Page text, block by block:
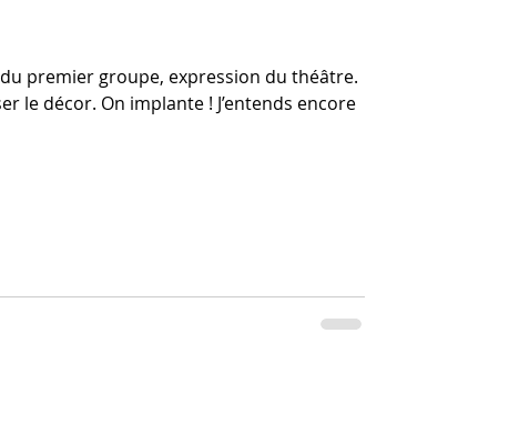
du premier groupe, expression du théâtre.
le décor. On implante ! J’entends encore